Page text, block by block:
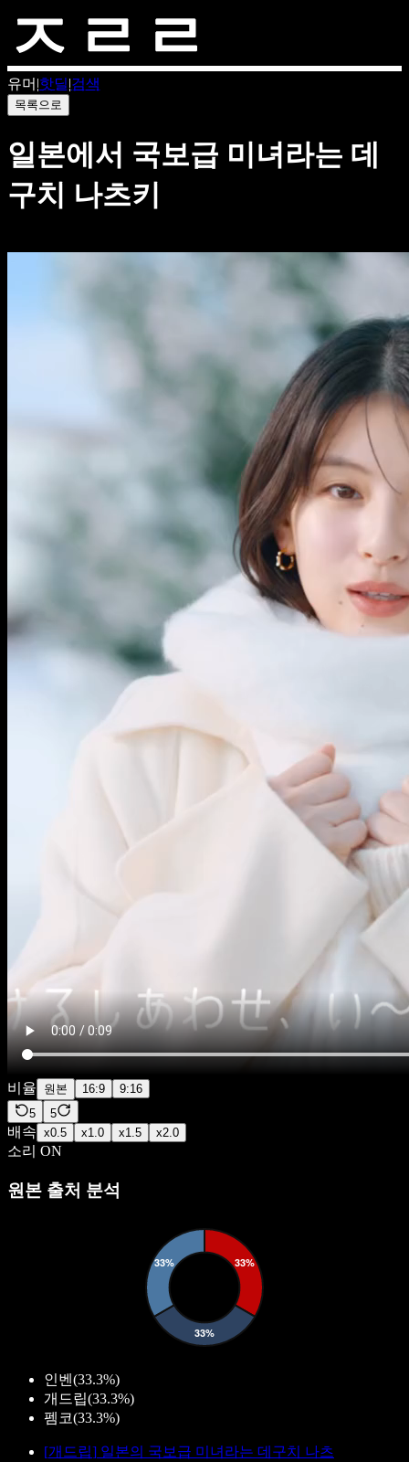
유머 |핫딜|검색
목록으로
일본에서 국보급 미녀라는 데
구치 나츠키
비율 원본 16:9
9:16
5
5
배속 x0.5 x1.0 x1.5 x2.0
소리 ON
원본 출처 분석
인벤 (33.3%)
개드립(33.3%)
펨코(33.3%)
[개드립] 일본의 국보급 미녀라는 데구치 나츠